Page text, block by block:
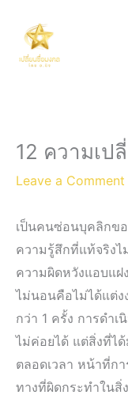
content
12 ความเป
Leave a Comment
เป็นคนซ่อนบุคลิกขอ
ความรู้สึกที่แท้จริง
ความผิดหวังแอบแ
ไม่นอนคือไม่ได้แต่ง
กว่า 1 ครั้ง การดำ
ไม่ค่อยได้ แต่สิ่งที่ไ
ตลอดเวลา หน้าที่ก
ทางที่ผิดกระทำในสิ่